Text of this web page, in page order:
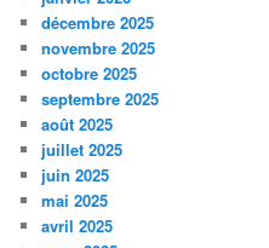
décembre 2025
novembre 2025
octobre 2025
septembre 2025
août 2025
juillet 2025
juin 2025
mai 2025
avril 2025